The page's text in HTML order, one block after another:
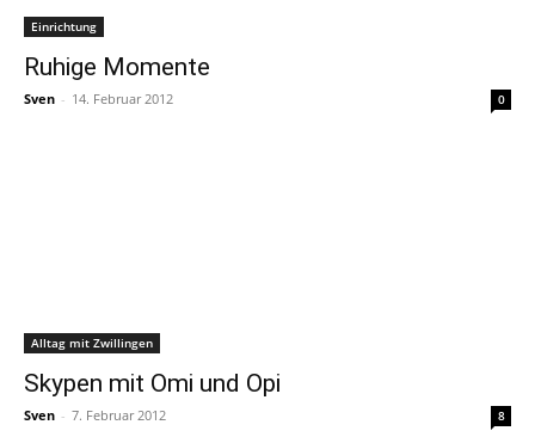
Einrichtung
Ruhige Momente
Sven - 14. Februar 2012 0
Alltag mit Zwillingen
Skypen mit Omi und Opi
Sven - 7. Februar 2012 8